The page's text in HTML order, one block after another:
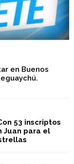
en Buenos
53 inscriptos
Juan para el